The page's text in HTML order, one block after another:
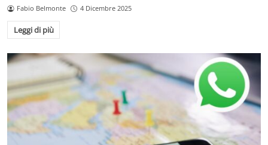
Fabio Belmonte 4 Dicembre 2025
Leggi di più